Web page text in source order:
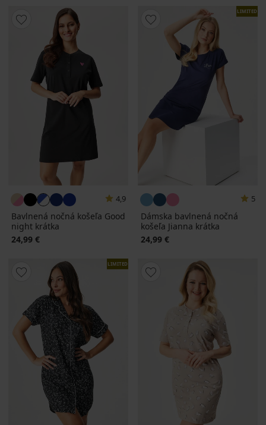
4,9
Bavlnená nočná košeľa Good
night krátka
24,99 €
LIMITED
5
Dámska bavlnená nočná
košeľa Jianna krátka
24,99 €
LIMITED